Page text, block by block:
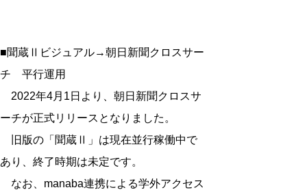
■聞蔵Ⅱビジュアル→朝日新聞クロスサー
チ 平行運用
2022年4月1日より、朝日新聞クロスサ
ーチが正式リリースとなりました。
旧版の「聞蔵Ⅱ」は現在並行稼働中で
あり、終了時期は未定です。
なお、manaba連携による学外アクセス